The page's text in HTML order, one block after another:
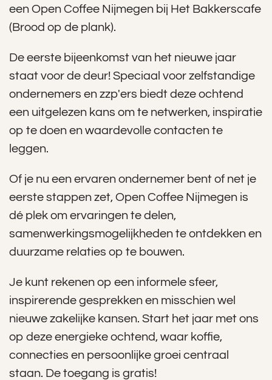
een Open Coffee Nijmegen bij Het Bakkerscafe
(Brood op de plank).
De eerste bijeenkomst van het nieuwe jaar
staat voor de deur! Speciaal voor zelfstandige
ondernemers en zzp'ers biedt deze ochtend
een uitgelezen kans om te netwerken, inspiratie
op te doen en waardevolle contacten te
leggen.
Of je nu een ervaren ondernemer bent of net je
eerste stappen zet, Open Coffee Nijmegen is
dé plek om ervaringen te delen,
samenwerkingsmogelijkheden te ontdekken en
duurzame relaties op te bouwen.
Je kunt rekenen op een informele sfeer,
inspirerende gesprekken en misschien wel
nieuwe zakelijke kansen. Start het jaar met ons
op deze energieke ochtend, waar koffie,
connecties en persoonlijke groei centraal
staan. De toegang is gratis!